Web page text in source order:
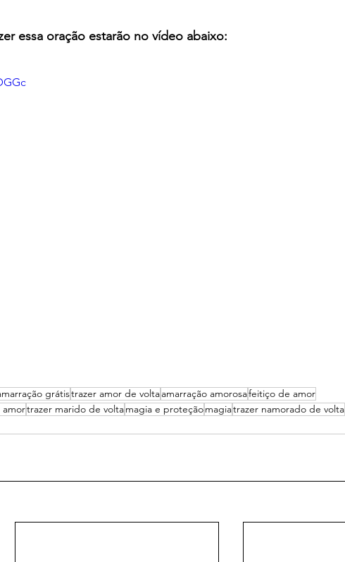
essa oração estarão no vídeo abaixo:
grátistrazer amor de voltaamarração amorosafeitiço de amor
amortrazer marido de voltamagia e proteçãomagiatrazer namorado de volta